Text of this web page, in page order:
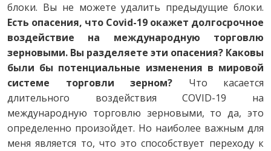
блоки. Вы не можете удалить предыдущие блоки.
Есть опасения, что Covid-19 окажет долгосрочное
воздействие на международную торговлю
зерновыми. Вы разделяете эти опасения? Каковы
были бы потенциальные изменения в мировой
системе торговли зерном? Что касается
длительного воздействия COVID-19 на
международную торговлю зерновыми, то да, это
определенно произойдет. Но наиболее важным для
меня является то, что это способствует переходу к